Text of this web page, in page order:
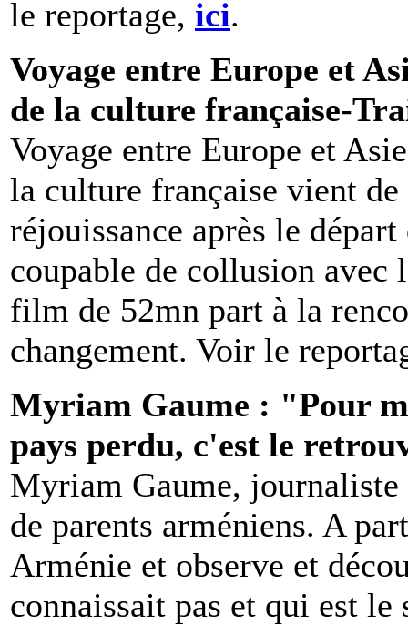
le reportage, ici.
Voyage entre Europe et
de la culture française-
Voyage entre Europe et
la culture française vient
réjouissance après le
coupable de collusion
film de 52mn part à la
changement. Voir le
Myriam Gaume : "Pour
pays perdu, c'est le
Myriam Gaume, journaliste
de parents arméniens. A
Arménie et observe et
connaissait pas et qui est